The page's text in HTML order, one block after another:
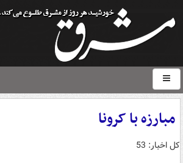
مبارزه با کرونا
کل اخبار: 53